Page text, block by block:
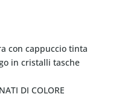
con cappuccio tinta
in cristalli tasche
DI COLORE